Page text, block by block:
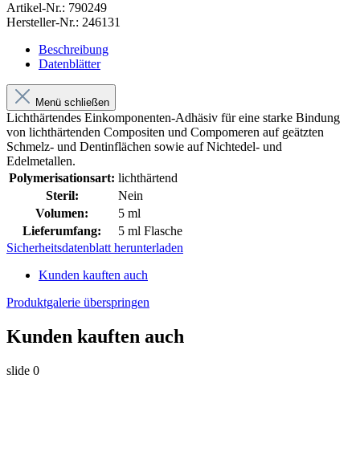
Artikel-Nr.: 790249
Hersteller-Nr.: 246131
Beschreibung
Datenblätter
Menü schließen
Lichthärtendes Einkomponenten-Adhäsiv für eine starke Bindung
von lichthärtenden Compositen und Compomeren auf geätzten
Schmelz- und Dentinflächen sowie auf Nichtedel- und
Edelmetallen.
Polymerisationsart: lichthärtend
Steril:
Nein
Volumen:
5 ml
Lieferumfang:
5 ml Flasche
Sicherheitsdatenblatt herunterladen
Kunden kauften auch
Produktgalerie überspringen
Kunden kauften auch
slide 0